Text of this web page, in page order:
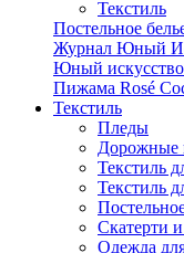
Текстиль
Постельное
Журнал Юный
Юный
Пижама Rosé
Текстиль
Пледы
Дорожные
Текстиль
Текстиль
Скатерти
Одежда